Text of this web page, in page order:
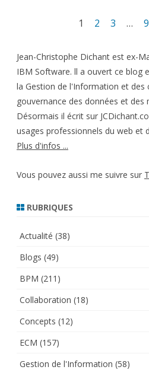
publications
1 2 3 … 9
Jean-Christophe Dichant est ex-
IBM Software. ll a ouvert ce blog
la Gestion de l'Information et des
gouvernance des données et des
Désormais il écrit sur
usages professionnels du web et
Plus d'infos ...
Vous pouvez aussi me suivre sur
RUBRIQUES
Actualité (38)
Blogs (49)
BPM (211)
Collaboration (18)
Concepts (12)
ECM (157)
Gestion de l'Information (58)